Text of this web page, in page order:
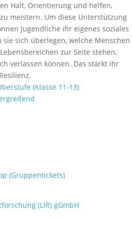
Halt, Orientierung und helfen,
meistern. Um diese Unterstützung
Jugendliche ihr eigenes soziales
sich überlegen, welche Menschen
zur Seite stehen,
verlassen können. Das stärkt ihr
(Klasse 11-13)
(Gruppentickets)
(LIR) gGmbH